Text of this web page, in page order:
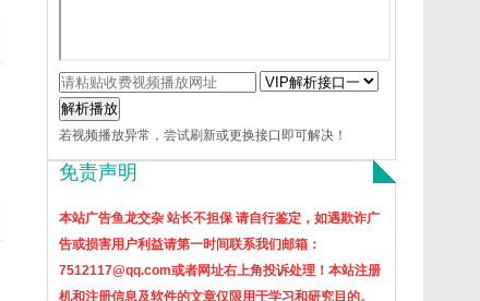
解析播放
若视频播放异常，尝试刷新或更换接口即可解决！
免责声明
本站广告鱼龙交杂 站长不担保 请自行鉴定，如遇欺诈广
告或损害用户利益请第一时间联系我们邮箱：
7512117@qq.com或者网址右上角投诉处理！本站注册
机和注册信息及软件的文章仅限用于学习和研究目的。